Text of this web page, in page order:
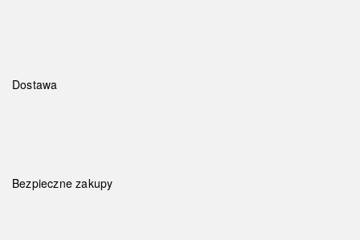
Dostawa
Bezpieczne zakupy